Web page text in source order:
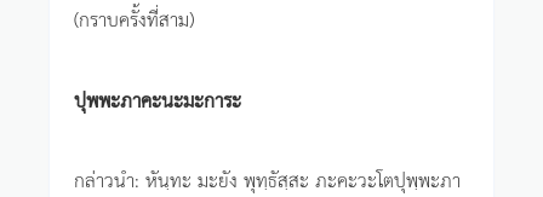
(กราบครั้งที่สาม)
ปุพพะภาคะนะมะการะ
กล่าวนำ: หันฺทะ มะยัง พุทฺธัสฺสะ ภะคะวะโตปุพฺพะภา